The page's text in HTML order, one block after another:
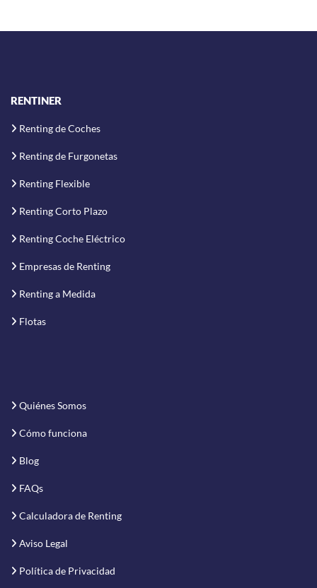
RENTINER
Renting de Coches
Renting de Furgonetas
Renting Flexible
Renting Corto Plazo
Renting Coche Eléctrico
Empresas de Renting
Renting a Medida
Flotas
Quiénes Somos
Cómo funciona
Blog
FAQs
Calculadora de Renting
Aviso Legal
Política de Privacidad